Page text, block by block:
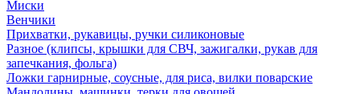
Миски
Венчики
Прихватки, рукавицы, ручки силиконовые
Разное (клипсы, крышки для СВЧ, зажигалки, рукав для
запечкания, фольга)
Ложки гарнирные, соусные, для риса, вилки поварские